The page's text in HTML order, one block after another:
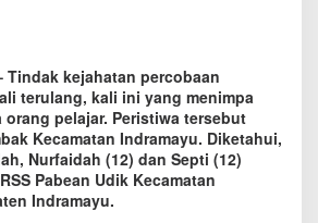
a
w
Tindak kejahatan percobaan
terulang, kali ini yang menimpa
pelajar. Peristiwa tersebut
Kecamatan Indramayu. Diketahui,
Nurfaidah (12) dan Septi (12)
Pabean Udik Kecamatan
Indramayu.